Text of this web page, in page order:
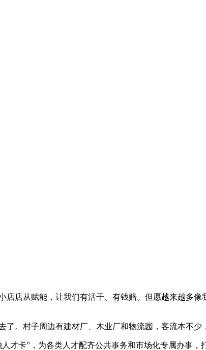
从赋能，让我们有活干、有钱赔。但愿越来越多像
村子周边有建材厂、木业厂和物流园，客流本不少
卡”，为各类人才配齐公共事务和市场化专属办事，